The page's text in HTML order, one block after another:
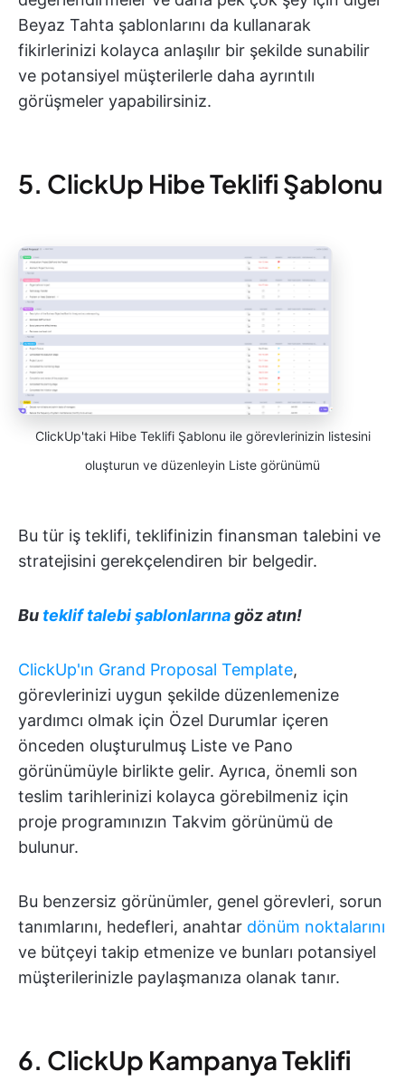
Beyaz Tahta şablonlarını da kullanarak
fikirlerinizi kolayca anlaşılır bir şekilde sunabilir
ve potansiyel müşterilerle daha ayrıntılı
görüşmeler yapabilirsiniz.
5. ClickUp Hibe Teklifi Şablonu
ClickUp'taki Hibe Teklifi Şablonu ile görevlerinizin listesini
oluşturun ve düzenleyin Liste görünümü
Bu tür iş teklifi, teklifinizin finansman talebini ve
stratejisini gerekçelendiren bir belgedir.
Bu teklif talebi şablonlarınagöz atın!
ClickUp'ın Grand Proposal Template,
görevlerinizi uygun şekilde düzenlemenize
yardımcı olmak için Özel Durumlar içeren
önceden oluşturulmuş Liste ve Pano
görünümüyle birlikte gelir. Ayrıca, önemli son
teslim tarihlerinizi kolayca görebilmeniz için
proje programınızın Takvim görünümü de
bulunur.
Bu benzersiz görünümler, genel görevleri, sorun
tanımlarını, hedefleri, anahtar dönüm noktalarını
ve bütçeyi takip etmenize ve bunları potansiyel
müşterilerinizle paylaşmanıza olanak tanır.
6. ClickUp Kampanya Teklifi